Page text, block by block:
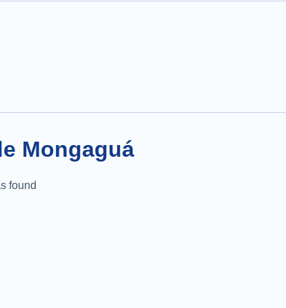
Mongaguá
found